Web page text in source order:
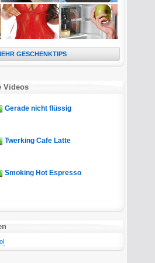
GESCHENKTIPS
Videos
Gerade nicht flüssig
Twerking Cafe Latte
Smoking Hot Espresso